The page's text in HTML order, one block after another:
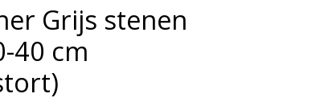
Grijs stenen
40 cm